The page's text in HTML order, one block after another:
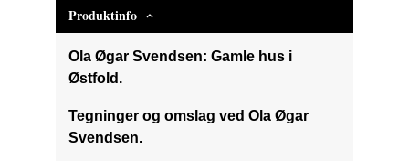
Produktinfo
Ola Øgar Svendsen: Gamle hus i
Østfold.
Tegninger og omslag ved Ola Øgar
Svendsen.